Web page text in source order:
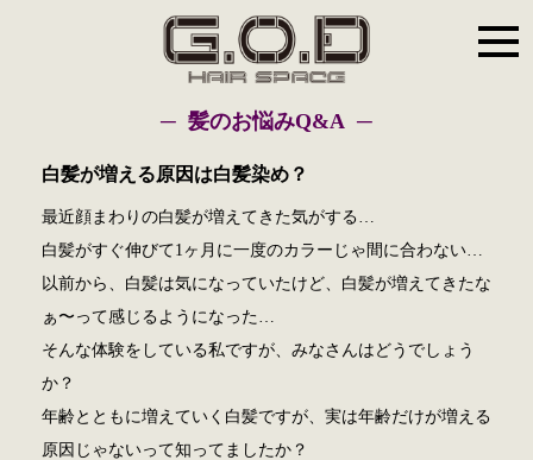
髪のお悩みQ&A
白髪が増える原因は白髪染め？
最近顔まわりの白髪が増えてきた気がする…
白髪がすぐ伸びて1ヶ月に一度のカラーじゃ間に合わない…
以前から、白髪は気になっていたけど、白髪が増えてきたな
ぁ〜って感じるようになった…
そんな体験をしている私ですが、みなさんはどうでしょう
か？
年齢とともに増えていく白髪ですが、実は年齢だけが増える
原因じゃないって知ってましたか？